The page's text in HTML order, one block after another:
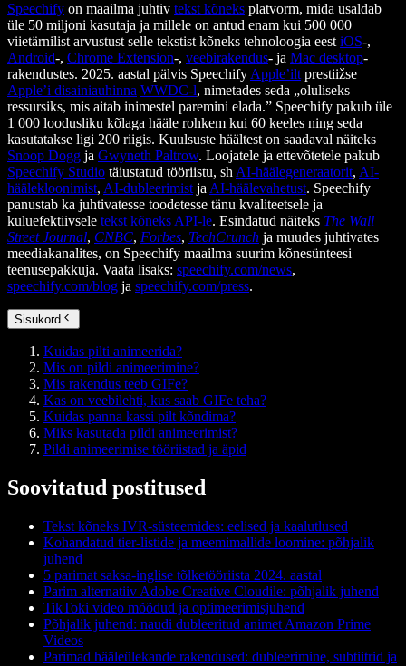
Speechify on maailma juhtiv tekst kõneks platvorm, mida usaldab
üle 50 miljoni kasutaja ja millele on antud enam kui 500 000
viietärnilist arvustust selle tekstist kõneks tehnoloogia eest iOS-,
Android-, Chrome Extension-, veebirakendus- ja Mac desktop-
rakendustes. 2025. aastal pälvis Speechify Apple’ilt prestiižse
Apple’i disainiauhinna WWDC-l, nimetades seda „oluliseks
ressursiks, mis aitab inimestel paremini elada.” Speechify pakub üle
1 000 loodusliku kõlaga hääle rohkem kui 60 keeles ning seda
kasutatakse ligi 200 riigis. Kuulsuste häältest on saadaval näiteks
Snoop Dogg ja Gwyneth Paltrow. Loojatele ja ettevõtetele pakub
Speechify Studio täiustatud tööriistu, sh AI-häälegeneraatorit, AI-
häälekloonimist, AI-dubleerimist ja AI-häälevahetust. Speechify
panustab ka juhtivatesse toodetesse tänu kvaliteetsele ja
kuluefektiivsele tekst kõneks API-le. Esindatud näiteks The Wall
Street Journal, CNBC, Forbes, TechCrunch ja muudes juhtivates
meediakanalites, on Speechify maailma suurim kõnesünteesi
teenusepakkuja. Vaata lisaks: speechify.com/news,
speechify.com/blog ja speechify.com/press.
Sisukord
Kuidas pilti animeerida?
Mis on pildi animeerimine?
Mis rakendus teeb GIFe?
Kas on veebilehti, kus saab GIFe teha?
Kuidas panna kassi pilt kõndima?
Miks kasutada pildi animeerimist?
Pildi animeerimise tööriistad ja äpid
Soovitatud postitused
Tekst kõneks IVR-süsteemides: eelised ja kaalutlused
Kohandatud tier-listide ja meemimallide loomine: põhjalik
juhend
5 parimat saksa-inglise tõlketööriista 2024. aastal
Parim alternatiiv Adobe Creative Cloudile: põhjalik juhend
TikToki video mõõdud ja optimeerimisjuhend
Põhjalik juhend: naudi dubleeritud animet Amazon Prime
Videos
Parimad hääleülekande rakendused: dubleerimine, subtiitrid ja